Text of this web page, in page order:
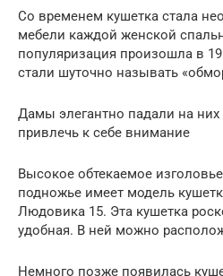
Со временем кушетка стала
мебели каждой женской
популяризация произошла в 19
стали шуточно называть
Дамы элегантно падали на
привлечь к себе внимание
Высокое обтекаемое
подножье имеет модель
Людовика 15. Эта кушетка
удобная. В ней можно
Немного позже появилась